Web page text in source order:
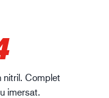
nitril. Complet
imersat.